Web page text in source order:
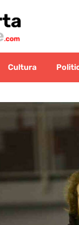
Cultura